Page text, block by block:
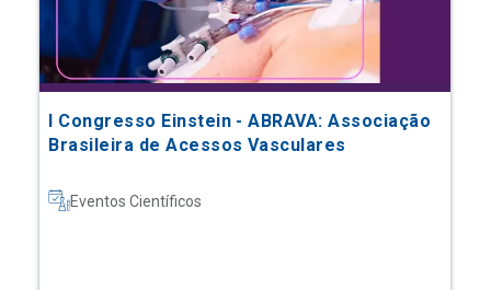
I Congresso Einstein - ABRAVA: Associação
Brasileira de Acessos Vasculares
Eventos Científicos